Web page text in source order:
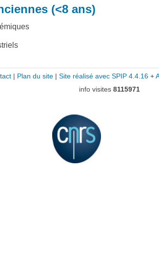
(<8 ans)
| Plan du site| Site réalisé avec SPIP 4.4.16+
info visites 8115971